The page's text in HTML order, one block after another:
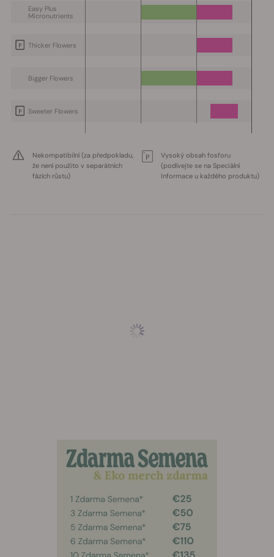
Easy Plus
Micronutrients
Thicker Flowers
Bigger Flowers
Sweeter Flowers
Nekompatibilní (za předpokladu,
že není použito v separátních
fázích růstu)
Vysoký obsah fosforu
(podívejte se na Speciální
Informace u každého produktu)